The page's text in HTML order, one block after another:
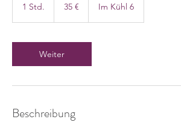
1 Std.
d
35 € Im Kühl 6
Weiter
Beschreibung